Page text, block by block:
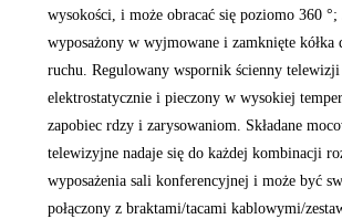
wysokości, i może obracać się poziomo 360 °;
wyposażony w wyjmowane i zamknięte kółka
ruchu. Regulowany wspornik ścienny
elektrostatycznie i pieczony w wysokiej
zapobiec rdzy i zarysowaniom. Składane
telewizyjne nadaje się do każdej kombinacji
wyposażenia sali konferencyjnej i może być
połączony z braktami/tacami kablowymi/